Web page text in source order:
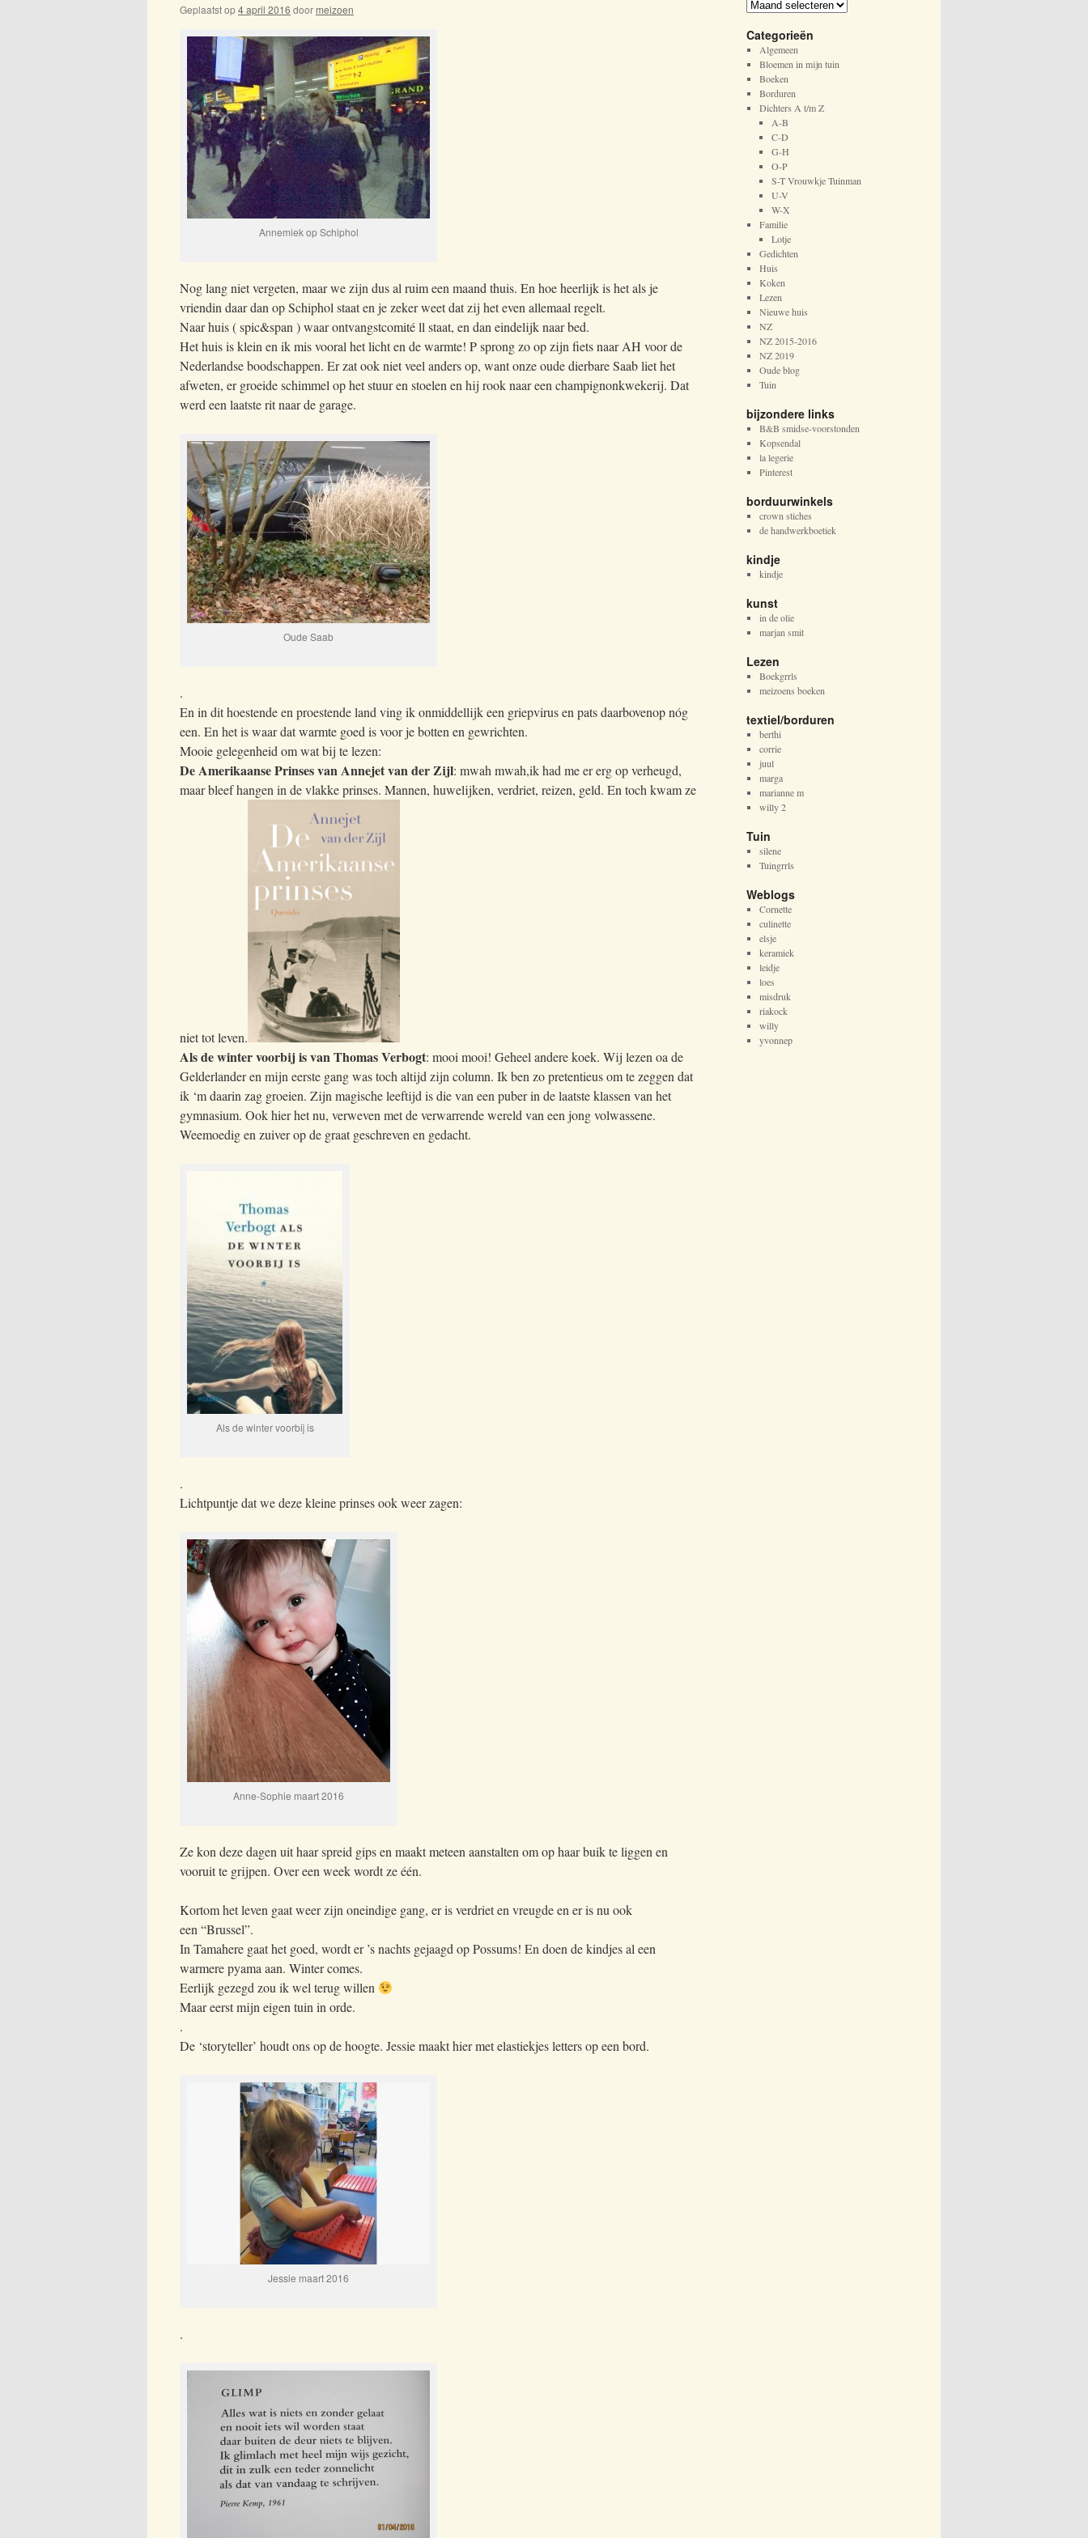
Geplaatst op4 april 2016 doormeizoen
Annemiek op Schiphol
Nog lang niet vergeten, maar we zijn dus al ruim een maand thuis. En hoe heerlijk is het als je
vriendin daar dan op Schiphol staat en je zeker weet dat zij het even allemaal regelt.
Naar huis ( spic&span ) waar ontvangstcomité ll staat, en dan eindelijk naar bed.
Het huis is klein en ik mis vooral het licht en de warmte! P sprong zo op zijn fiets naar AH voor de
Nederlandse boodschappen. Er zat ook niet veel anders op, want onze oude dierbare Saab liet het
afweten, er groeide schimmel op het stuur en stoelen en hij rook naar een champignonkwekerij. Dat
werd een laatste rit naar de garage.
Oude Saab
.
En in dit hoestende en proestende land ving ik onmiddellijk een griepvirus en pats daarbovenop nóg
een. En het is waar dat warmte goed is voor je botten en gewrichten.
Mooie gelegenheid om wat bij te lezen:
De Amerikaanse Prinses van Annejet van der Zijl: mwah mwah,ik had me er erg op verheugd,
maar bleef hangen in de vlakke prinses. Mannen, huwelijken, verdriet, reizen, geld. En toch kwam ze
niet tot leven.
Als de winter voorbij is van Thomas Verbogt: mooi mooi! Geheel andere koek. Wij lezen oa de
Gelderlander en mijn eerste gang was toch altijd zijn column. Ik ben zo pretentieus om te zeggen dat
ik ‘m daarin zag groeien. Zijn magische leeftijd is die van een puber in de laatste klassen van het
gymnasium. Ook hier het nu, verweven met de verwarrende wereld van een jong volwassene.
Weemoedig en zuiver op de graat geschreven en gedacht.
Als de winter voorbij is
.
Lichtpuntje dat we deze kleine prinses ook weer zagen:
Anne-Sophie maart 2016
Ze kon deze dagen uit haar spreid gips en maakt meteen aanstalten om op haar buik te liggen en
vooruit te grijpen. Over een week wordt ze één.
Kortom het leven gaat weer zijn oneindige gang, er is verdriet en vreugde en er is nu ook
een “Brussel”.
In Tamahere gaat het goed, wordt er ’s nachts gejaagd op Possums! En doen de kindjes al een
warmere pyama aan. Winter comes.
Eerlijk gezegd zou ik wel terug willen
Maar eerst mijn eigen tuin in orde.
.
De ‘storyteller’ houdt ons op de hoogte. Jessie maakt hier met elastiekjes letters op een bord.
Jessie maart 2016
.
A
c
h
i
e
f
Categorieën
Algemeen
Bloemen in mijn tuin
Boeken
Borduren
Dichters A t/m Z
A-B
C-D
G-H
O-P
S-T Vrouwkje Tuinman
U-V
W-X
Familie
Lotje
Gedichten
Huis
Koken
Lezen
Nieuwe huis
NZ
NZ 2015-2016
NZ 2019
Oude blog
Tuin
bijzondere links
B&B smidse-voorstonden
Kopsendal
la legerie
Pinterest
borduurwinkels
crown stiches
de handwerkboetiek
kindje
kindje
kunst
in de olie
marjan smit
Lezen
Boekgrrls
meizoens boeken
textiel/borduren
berthi
corrie
juul
marga
marianne m
willy 2
Tuin
silene
Tuingrrls
Weblogs
Cornette
culinette
elsje
keramiek
leidje
loes
misdruk
riakock
willy
yvonnep